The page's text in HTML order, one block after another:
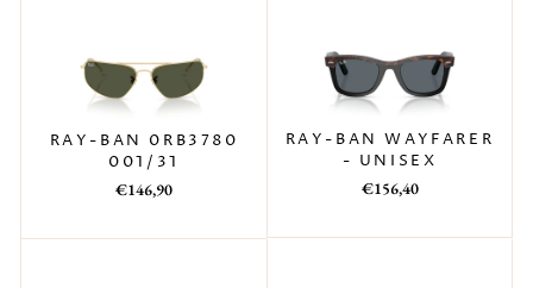
RAY-BAN 0RB3780
001/31
Prezzo
Prezzo
€146,90
RAY-BAN WAYFARER
- UNISEX
Prezzo
listino
Prezzo
€156,40